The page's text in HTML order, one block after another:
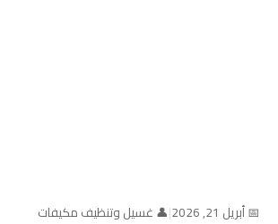
📅 أبريل 21, 2026 |👤 غسيل وتنظيف مكيفات